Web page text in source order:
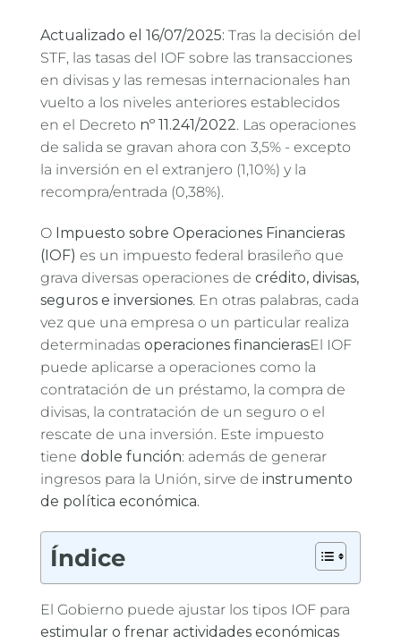
Actualizado el 16/07/2025: Tras la decisión del
STF, las tasas del IOF sobre las transacciones
en divisas y las remesas internacionales han
vuelto a los niveles anteriores establecidos
en el Decreto nº 11.241/2022. Las operaciones
de salida se gravan ahora con 3,5% - excepto
la inversión en el extranjero (1,10%) y la
recompra/entrada (0,38%).
O Impuesto sobre Operaciones Financieras
(IOF) es un impuesto federal brasileño que
grava diversas operaciones de crédito, divisas,
seguros e inversiones. En otras palabras, cada
vez que una empresa o un particular realiza
determinadas operaciones financierasEl IOF
puede aplicarse a operaciones como la
contratación de un préstamo, la compra de
divisas, la contratación de un seguro o el
rescate de una inversión. Este impuesto
tiene doble función: además de generar
ingresos para la Unión, sirve de instrumento
de política económica.
Índice
El Gobierno puede ajustar los tipos IOF para
estimular o frenar actividades económicas